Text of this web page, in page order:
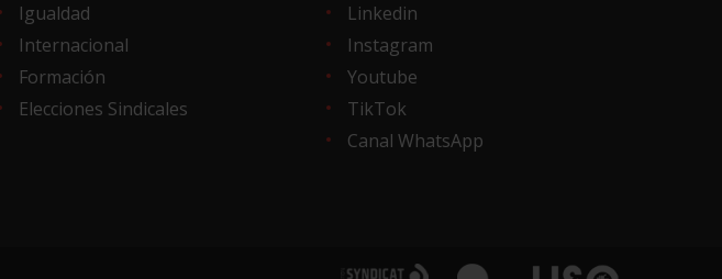
Igualdad
Internacional
Formación
Elecciones Sindicales
Linkedin
Instagram
Youtube
TikTok
Canal WhatsApp